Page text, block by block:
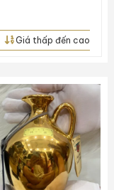
Giá thấp đến cao